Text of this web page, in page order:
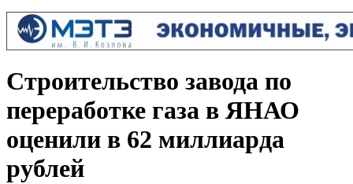
Строительство завода по
переработке газа в ЯНАО
оценили в 62 миллиарда
рублей